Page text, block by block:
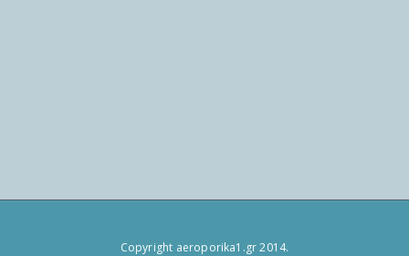
Copyright aeroporika1.gr 2014.